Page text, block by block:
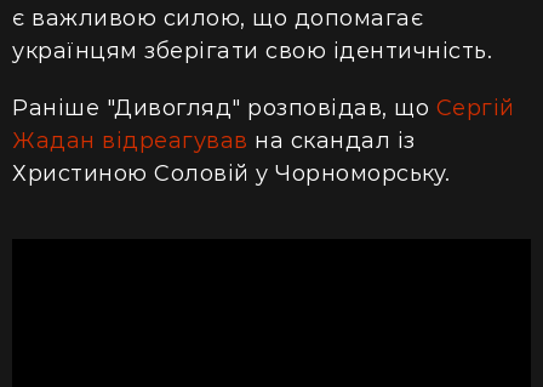
є важливою силою, що допомагає
українцям зберігати свою ідентичність.
Раніше "Дивогляд" розповідав, що Сергій
Жадан відреагував на скандал із
Христиною Соловій у Чорноморську.